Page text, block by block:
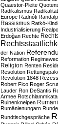
Quaestor-Pleite
Radikalismus Radikalität
Europe Radnóti
Rassismus Ratkó-
Industrialisierung
Erdoğan Rechte
der Nation
Reformation
Religion Renten
Resolution
Revolution 1848
Robert Fico Roger
Lauder Ron DeSantis
Armee
Ruinenkneipen
Rumänienungarn
Rundtischgespräche